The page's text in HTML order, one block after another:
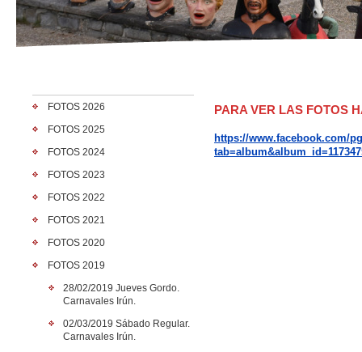
FOTOS 2026
FOTOS 2025
FOTOS 2024
FOTOS 2023
FOTOS 2022
FOTOS 2021
FOTOS 2020
FOTOS 2019
28/02/2019 Jueves Gordo.
Carnavales Irún.
02/03/2019 Sábado Regular.
Carnavales Irún.
PARA VER LAS FOTOS
https://www.facebook.com/